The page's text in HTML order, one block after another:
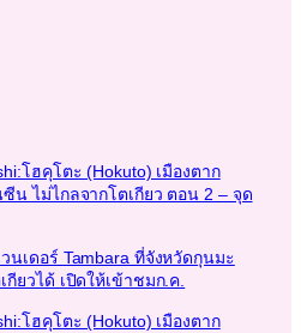
โฮคุโตะ (Hokuto) เมืองตาก
น ไม่ไกลจากโตเกียว ตอน 2 – จุด
นเดอร์ Tambara ที่จังหวัดกุนมะ
กียวได้ เปิดให้เข้าชมก.ค.
โฮคุโตะ (Hokuto) เมืองตาก